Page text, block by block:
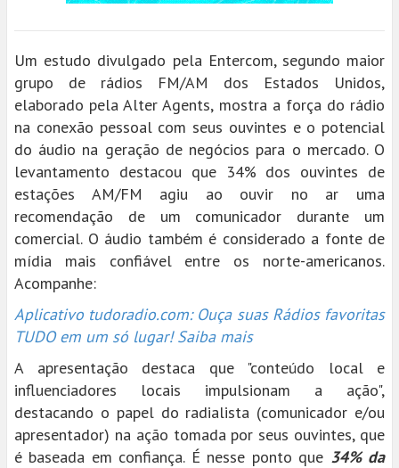
Um estudo divulgado pela Entercom, segundo maior
grupo de rádios FM/AM dos Estados Unidos,
elaborado pela Alter Agents, mostra a força do rádio
na conexão pessoal com seus ouvintes e o potencial
do áudio na geração de negócios para o mercado. O
levantamento destacou que 34% dos ouvintes de
estações AM/FM agiu ao ouvir no ar uma
recomendação de um comunicador durante um
comercial. O áudio também é considerado a fonte de
mídia mais confiável entre os norte-americanos.
Acompanhe:
Aplicativo tudoradio.com: Ouça suas Rádios favoritas
TUDO em um só lugar! Saiba mais
A apresentação destaca que "conteúdo local e
influenciadores locais impulsionam a ação",
destacando o papel do radialista (comunicador e/ou
apresentador) na ação tomada por seus ouvintes, que
é baseada em confiança. É nesse ponto que 34% da